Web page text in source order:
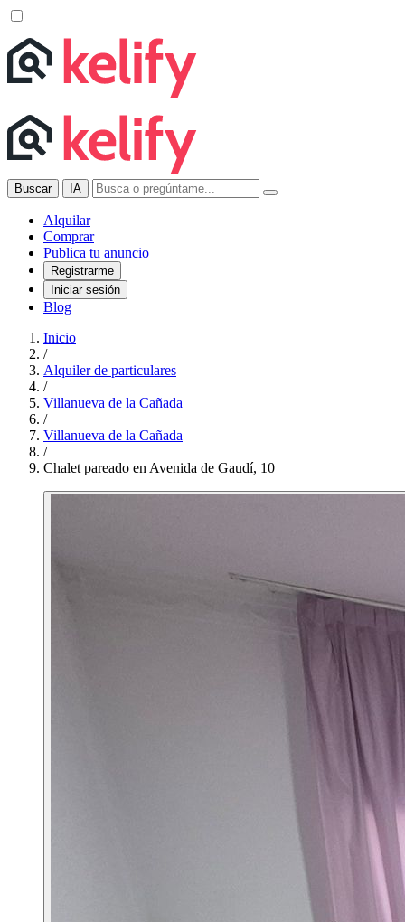
Buscar IA
Alquilar
Comprar
Publica tu anuncio
Registrarme
Iniciar sesión
Blog
Inicio
/
Alquiler de particulares
/
Villanueva de la Cañada
/
Villanueva de la Cañada
/
Chalet pareado en Avenida de Gaudí, 10